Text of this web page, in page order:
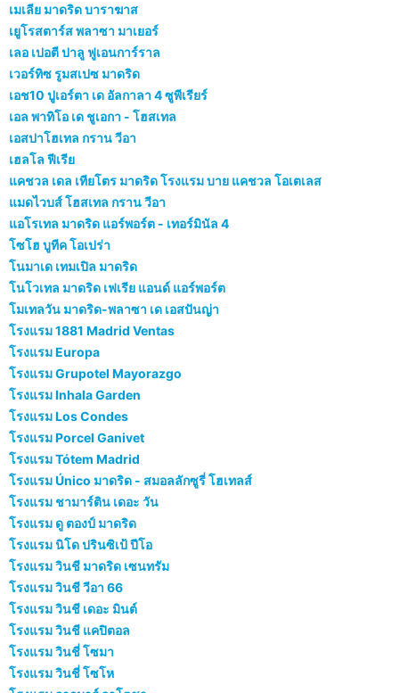
เมเลีย มาดริด บาราฆาส
เยูโรสตาร์ส พลาซา มาเยอร์
เลอ เปอตี ปาลู ฟูเอนการ์ราล
เวอร์ทิซ รูมสเปซ มาดริด
เอช10 ปูเอร์ตา เด อัลกาลา 4 ซูพีเรียร์
เอล พาทิโอ เด ชูเอกา - โฮสเทล
เอสปาโฮเทล กราน วีอา
เฮลโล ฟีเรีย
แคชวล เดล เทียโตร มาดริด โรงแรม บาย แคชวล โอเตเลส
แมดไวบส์ โฮสเทล กราน วีอา
แอโรเทล มาดริด แอร์พอร์ต - เทอร์มินัล 4
โซโฮ บูทีค โอเปร่า
โนมาเด เทมเปิล มาดริด
โนโวเทล มาดริด เฟเรีย แอนด์ แอร์พอร์ต
โมเทลวัน มาดริด-พลาซา เด เอสปันญ่า
โรงแรม 1881 Madrid Ventas
โรงแรม Europa
โรงแรม Grupotel Mayorazgo
โรงแรม Inhala Garden
โรงแรม Los Condes
โรงแรม Porcel Ganivet
โรงแรม Tótem Madrid
โรงแรม Único มาดริด - สมอลลักซูรี่ โฮเทลส์
โรงแรม ชามาร์ติน เดอะ วัน
โรงแรม ดู ตองป์ มาดริด
โรงแรม นิโด ปรินซิเป้ ปีโอ
โรงแรม วินชี มาดริด เซนทรัม
โรงแรม วินชี วีอา 66
โรงแรม วินชี เดอะ มินต์
โรงแรม วินชี แคปิตอล
โรงแรม วินชี่ โซมา
โรงแรม วินชี่ โซโห